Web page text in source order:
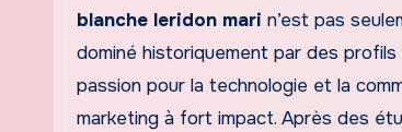
blanche leridon mari n’est pas
dominé historiquement par des
passion pour la technologie et la
marketing à fort impact. Après des